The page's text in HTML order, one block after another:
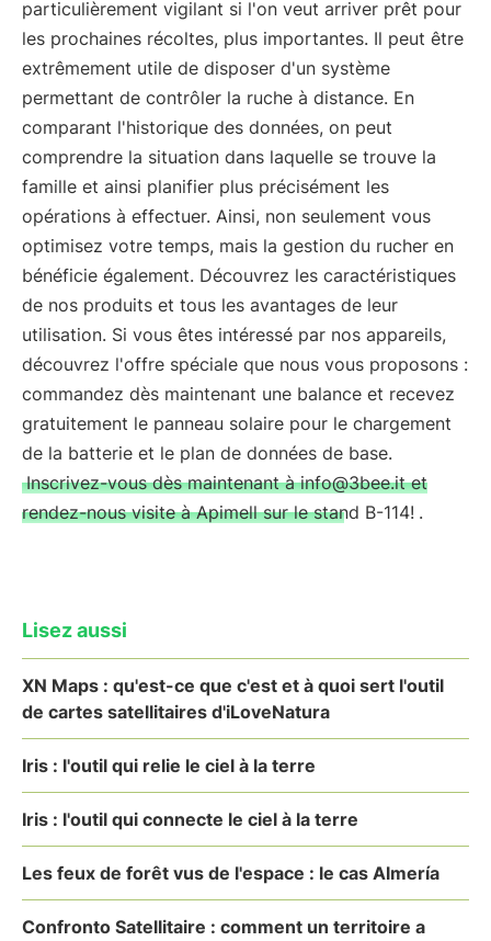
particulièrement vigilant si l'on veut arriver prêt pour
les prochaines récoltes, plus importantes. Il peut être
extrêmement utile de disposer d'un système
permettant de contrôler la ruche à distance. En
comparant l'historique des données, on peut
comprendre la situation dans laquelle se trouve la
famille et ainsi planifier plus précisément les
opérations à effectuer. Ainsi, non seulement vous
optimisez votre temps, mais la gestion du rucher en
bénéficie également. Découvrez les caractéristiques
de nos produits et tous les avantages de leur
utilisation. Si vous êtes intéressé par nos appareils,
découvrez l'offre spéciale que nous vous proposons :
commandez dès maintenant une balance et recevez
gratuitement le panneau solaire pour le chargement
de la batterie et le plan de données de base.
Inscrivez-vous dès maintenant à info@3bee.it et
rendez-nous visite à Apimell sur le stand B-114! .
Lisez aussi
XN Maps : qu'est-ce que c'est et à quoi sert l'outil
de cartes satellitaires d'iLoveNatura
Iris : l'outil qui relie le ciel à la terre
Iris : l'outil qui connecte le ciel à la terre
Les feux de forêt vus de l'espace : le cas Almería
Confronto Satellitaire : comment un territoire a